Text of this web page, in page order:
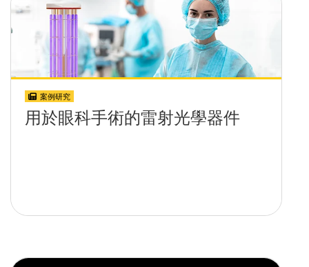
案例研究
用於眼科手術的雷射光學器件